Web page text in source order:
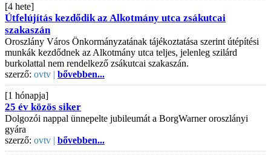
[4 hete]
Útfelújítás kezdődik az Alkotmány utca zsákutcai
szakaszán
Oroszlány Város Önkormányzatának tájékoztatása szerint útépítési
munkák kezdődnek az Alkotmány utca teljes, jelenleg szilárd
burkolattal nem rendelkező zsákutcai szakaszán.
szerző: ovtv | bővebben...
[1 hónapja]
25 év közös siker
Dolgozói nappal ünnepelte jubileumát a BorgWarner oroszlányi
gyára
szerző: ovtv | bővebben...